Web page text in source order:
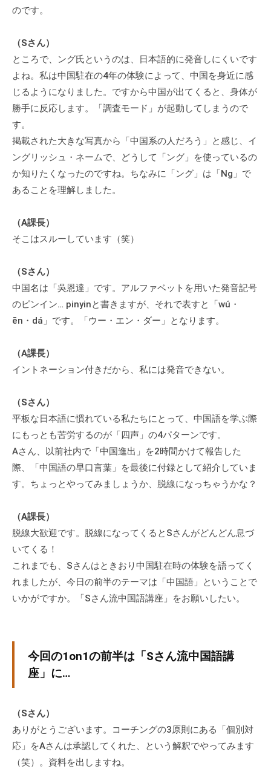
のです。
（Sさん）
ところで、ング氏というのは、日本語的に発音しにくいです
よね。私は中国駐在の4年の体験によって、中国を身近に感
じるようになりました。ですから中国が出てくると、身体が
勝手に反応します。「調査モード」が起動してしまうので
す。
掲載された大きな写真から「中国系の人だろう」と感じ、イ
ングリッシュ・ネームで、どうして「ング」を使っているの
か知りたくなったのですね。ちなみに「ング」は「Ng」で
あることを理解しました。
（A課長）
そこはスルーしています（笑）
（Sさん）
中国名は「吳恩達」です。アルファベットを用いた発音記号
のピンイン… pinyinと書きますが、それで表すと「wú・
ēn・dá」です。「ウー・エン・ダー」となります。
（A課長）
イントネーション付きだから、私には発音できない。
（Sさん）
平板な日本語に慣れている私たちにとって、中国語を学ぶ際
にもっとも苦労するのが「四声」の4パターンです。
Aさん、以前社内で「中国進出」を2時間かけて報告した
際、「中国語の早口言葉」を最後に付録として紹介していま
す。ちょっとやってみましょうか、脱線になっちゃうかな？
（A課長）
脱線大歓迎です。脱線になってくるとSさんがどんどん息づ
いてくる！
これまでも、Sさんはときおり中国駐在時の体験を語ってく
れましたが、今日の前半のテーマは「中国語」ということで
いかがですか。「Sさん流中国語講座」をお願いしたい。
今回の1on1の前半は「Sさん流中国語講
座」に…
（Sさん）
ありがとうございます。コーチングの3原則にある「個別対
応」をAさんは承認してくれた、という解釈でやってみます
（笑）。資料を出しますね。